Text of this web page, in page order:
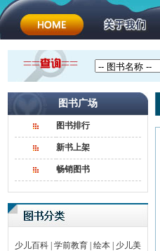
图书广场
图书排行
新书上架
畅销图书
少儿百科 学前教育 绘本
少儿美